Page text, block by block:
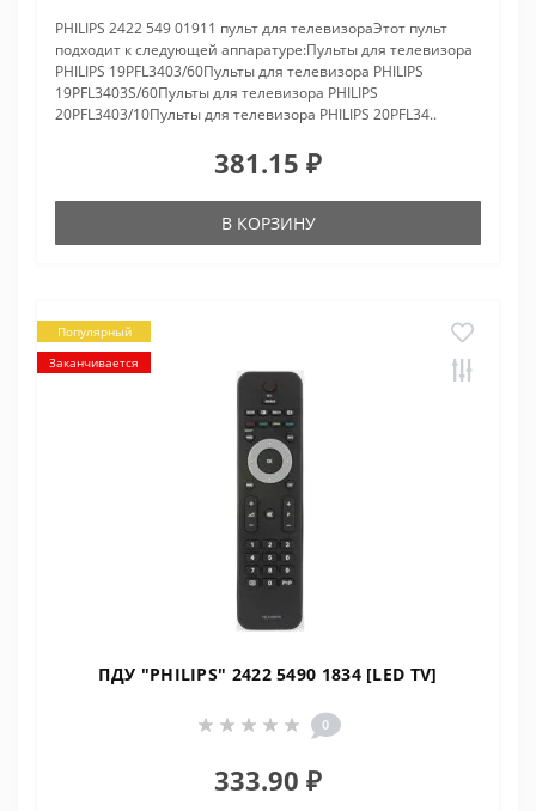
PHILIPS 2422 549 01911 пульт для телевизораЭтот пульт
подходит к следующей аппаратуре:Пульты для телевизора
PHILIPS 19PFL3403/60Пульты для телевизора PHILIPS
19PFL3403S/60Пульты для телевизора PHILIPS
20PFL3403/10Пульты для телевизора PHILIPS 20PFL34..
381.15 ₽
В КОРЗИНУ
Популярный
Заканчивается
ПДУ "PHILIPS" 2422 5490 1834 [LED TV]
0
333.90 ₽